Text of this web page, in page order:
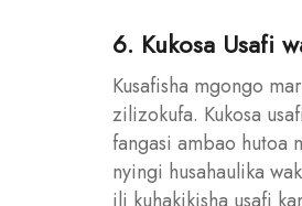
6. Kukosa Usafi
Kusafisha mgongo
zilizokufa. Kukosa
fangasi ambao hutoa
nyingi husahaulika